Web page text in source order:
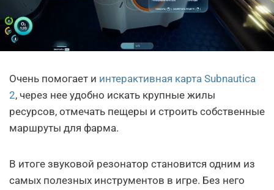
Очень помогает и интерактивная карта Subnautica
2, через нее удобно искать крупные жилы
ресурсов, отмечать пещеры и строить собственные
маршруты для фарма.
В итоге звуковой резонатор становится одним из
самых полезных инструментов в игре. Без него